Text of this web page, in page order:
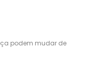
podem mudar de